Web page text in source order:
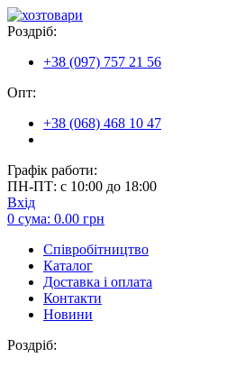
Роздріб:
+38 (097) 757 21 56
Опт:
+38 (068) 468 10 47
Графік работи:
ПН-ПТ: с 10:00 до 18:00
Вхід
0 сума: 0.00 грн
Співробітництво
Каталог
Доставка і оплата
Контакти
Новини
Роздріб: